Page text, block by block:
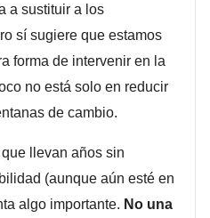
a sustituir a los
sí sugiere que estamos
forma de intervenir en la
no está solo en reducir
de cambio.
llevan años sin
(aunque aún esté en
algo importante. No una